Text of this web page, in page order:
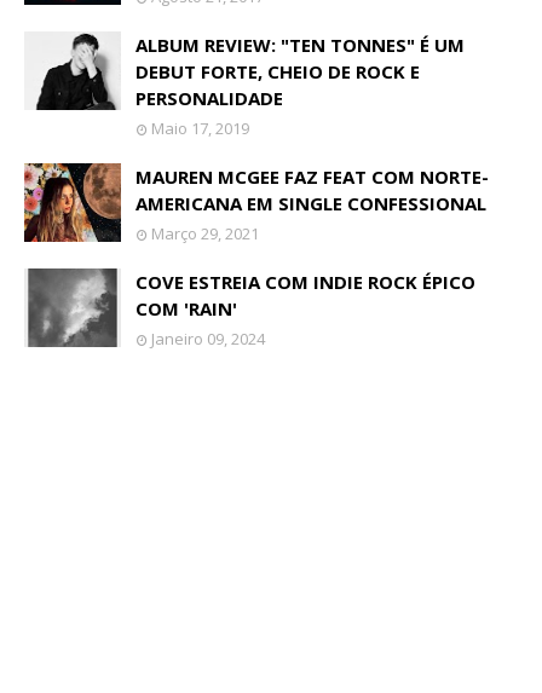
ALBUM REVIEW: "TEN TONNES" É UM
DEBUT FORTE, CHEIO DE ROCK E
PERSONALIDADE
Maio 17, 2019
MAUREN MCGEE FAZ FEAT COM NORTE-
AMERICANA EM SINGLE CONFESSIONAL
Março 29, 2021
COVE ESTREIA COM INDIE ROCK ÉPICO
COM 'RAIN'
Janeiro 09, 2024